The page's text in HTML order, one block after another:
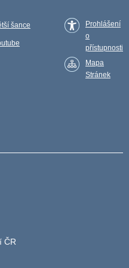
šance
Prohlášení
o
přístupnosti
Mapa
Stránek
ČR